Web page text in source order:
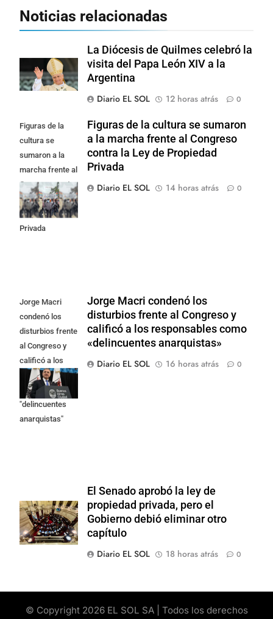
Noticias relacionadas
La Diócesis de Quilmes celebró la
visita del Papa León XIV a la
Argentina
Diario EL SOL
12 horas atrás 0
Figuras de la
cultura se
sumaron a la
marcha frente al
Congreso contra
la Ley de
Propiedad
Privada
Figuras de la cultura se sumaron
a la marcha frente al Congreso
contra la Ley de Propiedad
Privada
Diario EL SOL
14 horas atrás 0
Jorge Macri
condenó los
disturbios frente
al Congreso y
calificó a los
responsables
como
"delincuentes
anarquistas"
Jorge Macri condenó los
disturbios frente al Congreso y
calificó a los responsables como
«delincuentes anarquistas»
Diario EL SOL
16 horas atrás 0
El Senado aprobó la ley de
propiedad privada, pero el
Gobierno debió eliminar otro
capítulo
Diario EL SOL
18 horas atrás 0
© Copyright 2026 EL SOL SA | Todos los derechos